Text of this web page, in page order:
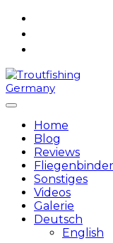
Skip
Home
Blog
Reviews
Sonstiges
Videos
Galerie
Deutsch
English